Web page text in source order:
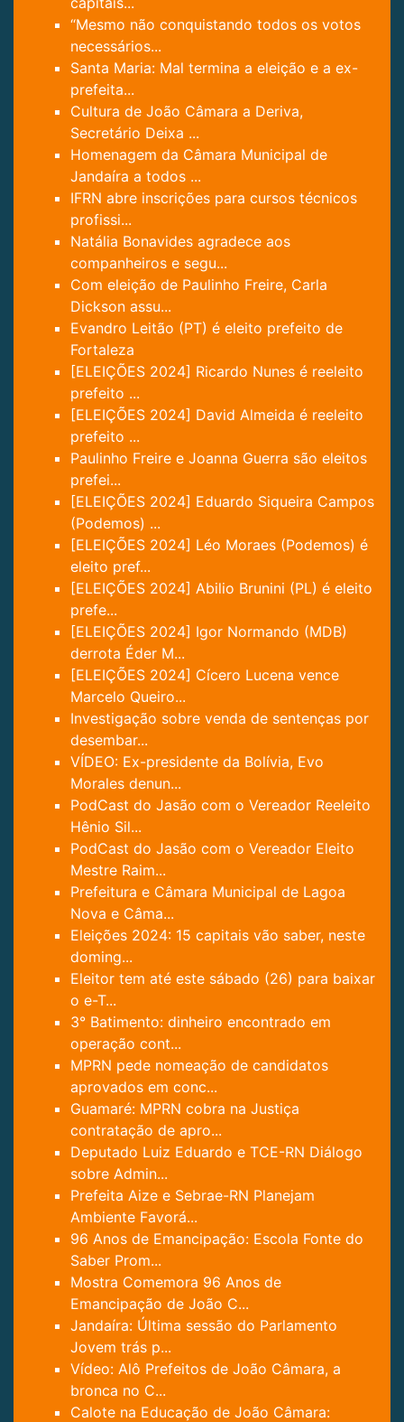
“Mesmo não conquistando todos os votos
necessários...
Santa Maria: Mal termina a eleição e a ex-
prefeita...
Cultura de João Câmara a Deriva,
Secretário Deixa ...
Homenagem da Câmara Municipal de
Jandaíra a todos ...
IFRN abre inscrições para cursos técnicos
profissi...
Natália Bonavides agradece aos
companheiros e segu...
Com eleição de Paulinho Freire, Carla
Dickson assu...
Evandro Leitão (PT) é eleito prefeito de
Fortaleza
[ELEIÇÕES 2024] Ricardo Nunes é reeleito
prefeito ...
[ELEIÇÕES 2024] David Almeida é reeleito
prefeito ...
Paulinho Freire e Joanna Guerra são eleitos
prefei...
[ELEIÇÕES 2024] Eduardo Siqueira Campos
(Podemos) ...
[ELEIÇÕES 2024] Léo Moraes (Podemos) é
eleito pref...
[ELEIÇÕES 2024] Abilio Brunini (PL) é eleito
prefe...
[ELEIÇÕES 2024] Igor Normando (MDB)
derrota Éder M...
[ELEIÇÕES 2024] Cícero Lucena vence
Marcelo Queiro...
Investigação sobre venda de sentenças por
desembar...
VÍDEO: Ex-presidente da Bolívia, Evo
Morales denun...
PodCast do Jasão com o Vereador Reeleito
Hênio Sil...
PodCast do Jasão com o Vereador Eleito
Mestre Raim...
Prefeitura e Câmara Municipal de Lagoa
Nova e Câma...
Eleições 2024: 15 capitais vão saber, neste
doming...
Eleitor tem até este sábado (26) para baixar
o e-T...
3° Batimento: dinheiro encontrado em
operação cont...
MPRN pede nomeação de candidatos
aprovados em conc...
Guamaré: MPRN cobra na Justiça
contratação de apro...
Deputado Luiz Eduardo e TCE-RN Diálogo
sobre Admin...
Prefeita Aize e Sebrae-RN Planejam
Ambiente Favorá...
96 Anos de Emancipação: Escola Fonte do
Saber Prom...
Mostra Comemora 96 ​​Anos de
Emancipação de João C...
Jandaíra: Última sessão do Parlamento
Jovem trás p...
Vídeo: Alô Prefeitos de João Câmara, a
bronca no C...
Calote na Educação de João Câmara: